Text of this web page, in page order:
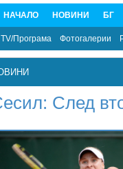
НАЧАЛО НОВИНИ БГ
TV/Програма Фотогалерии
След